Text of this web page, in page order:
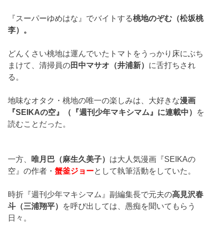
『スーパーゆめはな』でバイトする桃地のぞむ（松坂桃
李）。
どんくさい桃地は運んでいたトマトをうっかり床にぶち
まけて、清掃員の田中マサオ（井浦新） に舌打ちされ
る。
地味なオタク・桃地の唯一の楽しみは、大好きな漫画
『SEIKAの空』（『週刊少年マキシマム』に連載中） を
読むことだった。
一方、唯月巴（麻生久美子） は大人気漫画『SEIKAの
空』の作者・蟹釜ジョーとして執筆活動をしていた。
時折『週刊少年マキシマム』副編集長で元夫の高見沢春
斗（三浦翔平） を呼び出しては、愚痴を聞いてもらう
日々。